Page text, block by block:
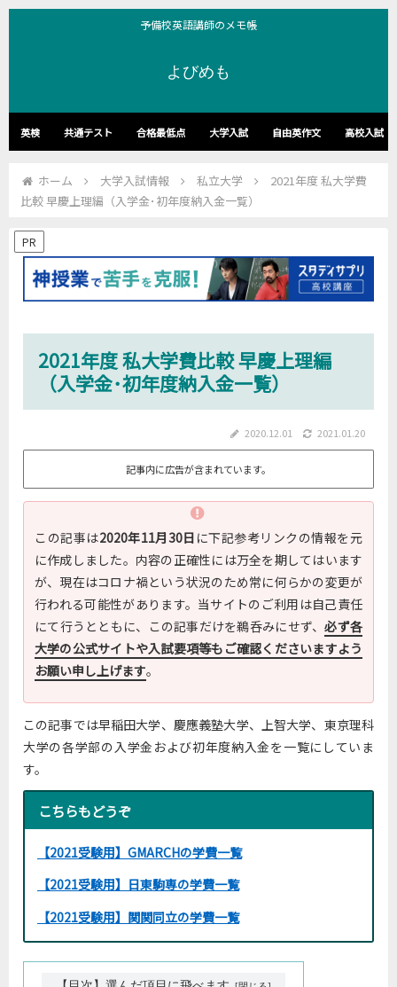
予備校英語講師のメモ帳
よびめも
英検 共通テスト 合格最低点 大学入試 自由英作文 高校入試
ホーム 大学入試情報 私立大学
2021年度 私大学費
比較 早慶上理編（入学金･初年度納入金一覧）
PR
2021年度 私大学費比較 早慶上理編
（入学金･初年度納入金一覧）
2020.12.01 2021.01.20
記事内に広告が含まれています。
この記事は2020年11月30日 に下記参考リンクの情報を元
に作成しました。内容の正確性には万全を期してはいます
が、現在はコロナ禍という状況のため常に何らかの変更が
行われる可能性があります。当サイトのご利用は自己責任
にて行うとともに、この記事だけを鵜呑みにせず、必ず各
大学の公式サイトや入試要項等もご確認くださいますよう
お願い申し上げます。
この記事では早稲田大学、慶應義塾大学、上智大学、東京理科
大学の各学部の入学金および初年度納入金を一覧にしていま
す。
こちらもどうぞ
【2021受験用】GMARCHの学費一覧
【2021受験用】日東駒専の学費一覧
【2021受験用】関関同立の学費一覧